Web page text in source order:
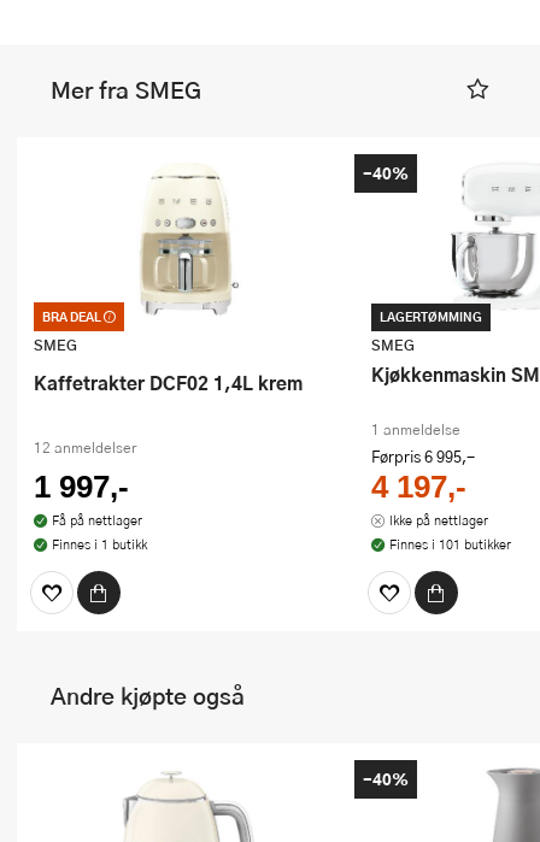
Mer fra SMEG
BRA DEAL
Bra deal – merkelappen som garanterer
et godt kjøp. Kan ikke kombineres med
kuponger eller andre tilbud
SMEG
Kaffetrakter DCF02 1,4L krem
12 anmeldelser
1 997,-
Få på nettlager
Finnes i 1 butikk
LAGERTØMMING
SMEG
Kjøkkenmaskin
1 anmeldelse
Førpris6 995,-
4 197,-
Ikke på nettlager
Finnes i 101 butikker
-40%
Andre kjøpte også
-40%